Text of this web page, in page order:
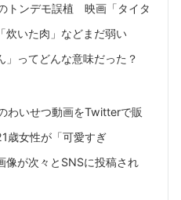
トンデモ誤植 映画「タイタ
炊いた肉」などまだ弱い
」ってどんな意味だった？
わいせつ動画をTwitterで販
女性が「可愛すぎ
が次々とSNSに投稿され